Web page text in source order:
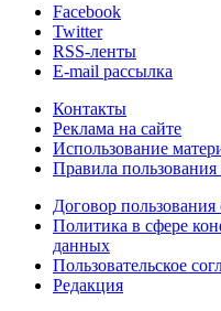
Facebook
Twitter
RSS-ленты
E-mail рассылка
Контакты
Реклама на сайте
Использование
Правила пользования
Договор пользования
Политика в сфере
данных
Пользовательское
Редакция